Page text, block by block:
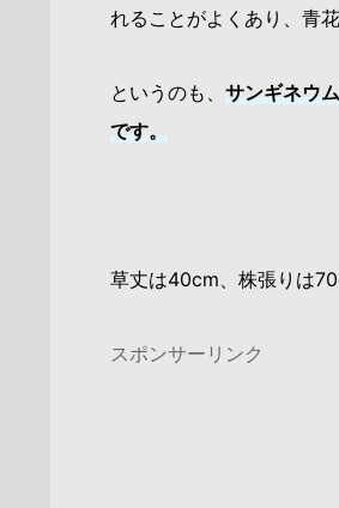
れることがよくあり、青
というのも、 サンギネウ
です。
草丈は40cm、株張りは
スポンサーリンク